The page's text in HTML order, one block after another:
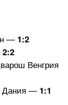
— 1:2
2:2
Венгрия
Дания — 1:1